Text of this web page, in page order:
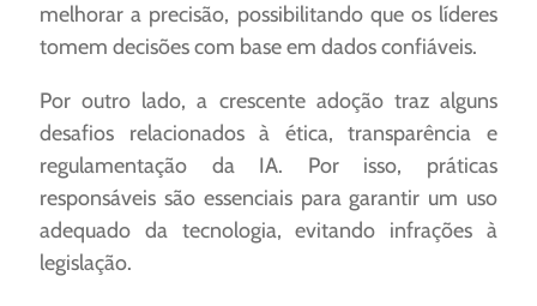
melhorar a precisão, possibilitando que os líderes
tomem decisões com base em dados confiáveis.
Por outro lado, a crescente adoção traz alguns
desafios relacionados à ética, transparência e
regulamentação da IA. Por isso, práticas
responsáveis são essenciais para garantir um uso
adequado da tecnologia, evitando infrações à
legislação.